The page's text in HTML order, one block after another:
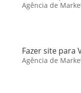
Agência de
Fazer site para
Agência de